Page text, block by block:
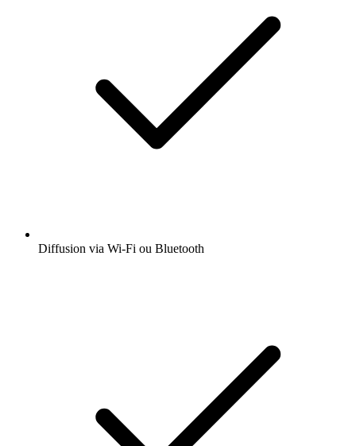
Diffusion via Wi-Fi ou Bluetooth